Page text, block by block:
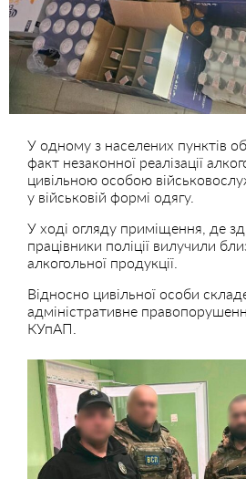
У одному з населених пунктів
факт незаконної реалізації
цивільною особою
у військовій формі одягу.
У ході огляду приміщення, де
працівники поліції вилучили
алкогольної продукції.
Відносно цивільної особи
адміністративне
КУпАП.